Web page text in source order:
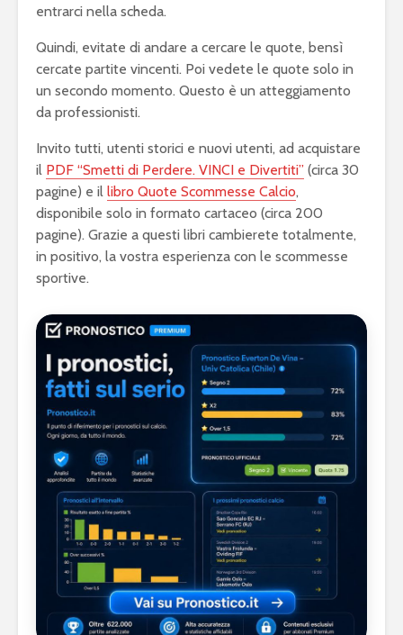
entrarci nella scheda.
Quindi, evitate di andare a cercare le quote, bensì
cercate partite vincenti. Poi vedete le quote solo in
un secondo momento. Questo è un atteggiamento
da professionisti.
Invito tutti, utenti storici e nuovi utenti, ad acquistare
il PDF “Smetti di Perdere. VINCI e Divertiti” (circa 30
pagine) e il libro Quote Scommesse Calcio,
disponibile solo in formato cartaceo (circa 200
pagine). Grazie a questi libri cambierete totalmente,
in positivo, la vostra esperienza con le scommesse
sportive.